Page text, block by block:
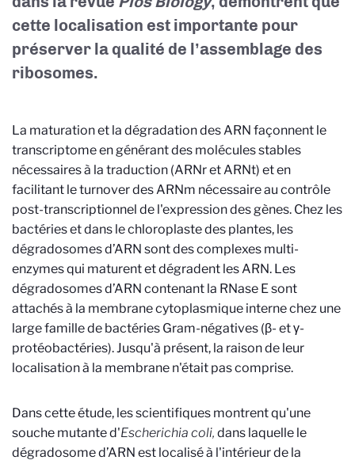
cette localisation est importante pour
préserver la qualité de l’assemblage des
ribosomes.
La maturation et la dégradation des ARN façonnent le
transcriptome en générant des molécules stables
nécessaires à la traduction (ARNr et ARNt) et en
facilitant le turnover des ARNm nécessaire au contrôle
post-transcriptionnel de l'expression des gènes. Chez les
bactéries et dans le chloroplaste des plantes, les
dégradosomes d’ARN sont des complexes multi-
enzymes qui maturent et dégradent les ARN. Les
dégradosomes d’ARN contenant la RNase E sont
attachés à la membrane cytoplasmique interne chez une
large famille de bactéries Gram-négatives (β- et γ-
protéobactéries). Jusqu'à présent, la raison de leur
localisation à la membrane n'était pas comprise.
Dans cette étude, les scientifiques montrent qu'une
souche mutante d'Escherichia coli, dans laquelle le
dégradosome d’ARN est localisé à l'intérieur de la